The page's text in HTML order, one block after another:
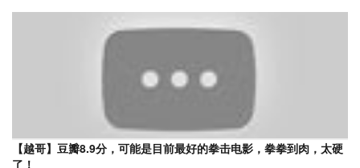
【越哥】豆瓣8.9分，可能是目前最好的拳击电影，拳拳到肉，太硬
了！